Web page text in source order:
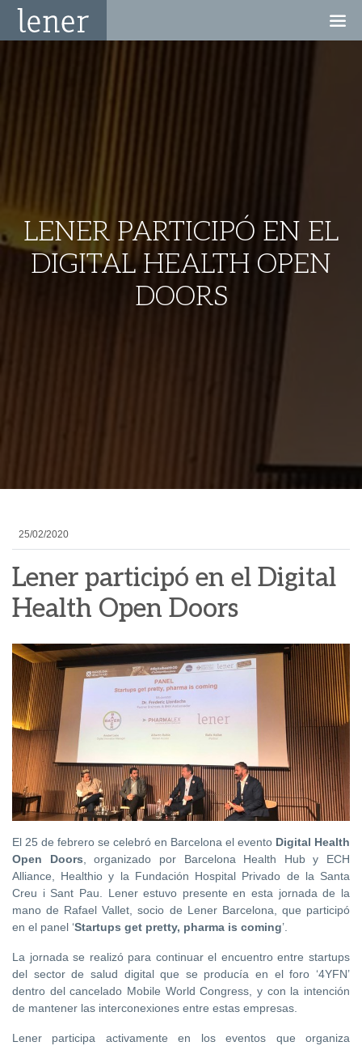
LENER PARTICIPÓ EN EL
DIGITAL HEALTH OPEN
DOORS
25/02/2020
Lener participó en el Digital
Health Open Doors
El 25 de febrero se celebró en Barcelona el evento Digital Health
Open Doors, organizado por Barcelona Health Hub y ECH
Alliance, Healthio y la Fundación Hospital Privado de la Santa
Creu i Sant Pau. Lener estuvo presente en esta jornada de la
mano de Rafael Vallet, socio de Lener Barcelona, que participó
en el panel ‘Startups get pretty, pharma is coming’.
La jornada se realizó para continuar el encuentro entre startups
del sector de salud digital que se producía en el foro ‘4YFN’
dentro del cancelado Mobile World Congress, y con la intención
de mantener las interconexiones entre estas empresas.
Lener participa activamente en los eventos que organiza